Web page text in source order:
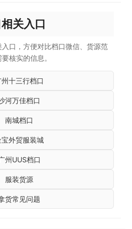
关入口
口，方便对比档口微信、货源范
核实的信息。
州十三行档口
河万佳档口
南城档口
宝外贸服装城
州UUS档口
服装货源
货常见问题